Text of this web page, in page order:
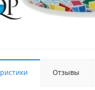
Отзывы